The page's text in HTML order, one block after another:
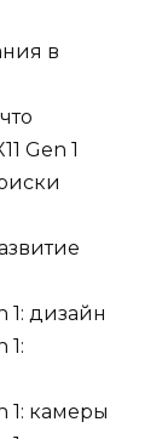
в
Gen 1
1: дизайн
1:
1: камеры